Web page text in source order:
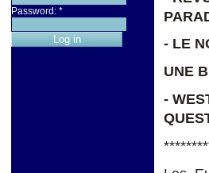
Password: *
- LE
UNE
-